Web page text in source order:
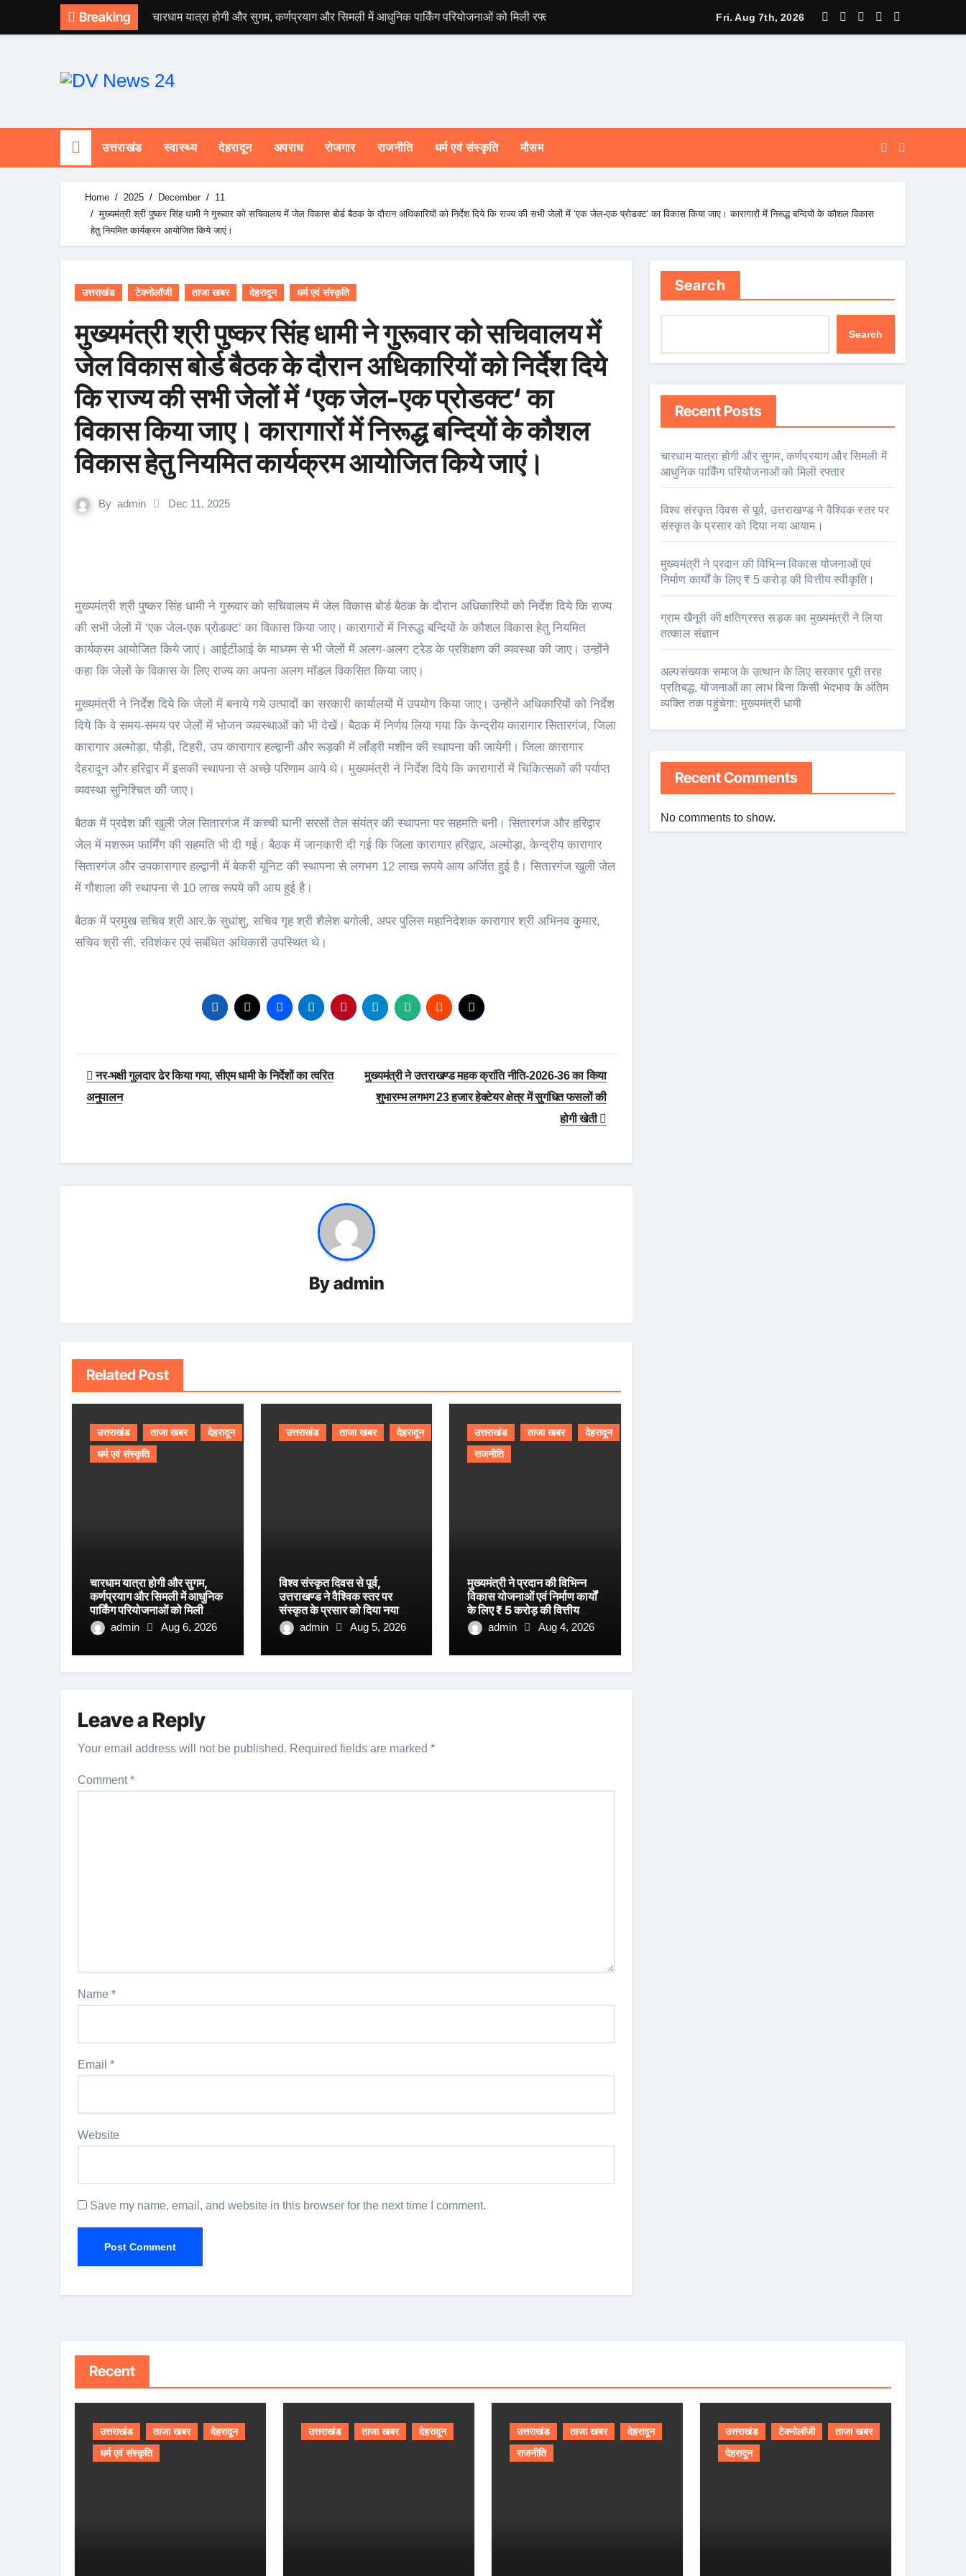
Breaking चारधाम यात्रा होगी और सुगम, कर्णप्रयाग और सिमली में आधुनिक पार्किंग परियोजनाओं को मिली रफ्तार विश्व संस्कृत दिवस से पूर्व, उत्तराखण्ड ने वैश्विक स्तर पर संस्कृत के प्रसार को दिया नया आयाम।
Fri. Aug 7th, 2026
उत्तराखंड स्वास्थ्य देहरादून अपराध रोजगार राजनीति धर्म एवं संस्कृति मौसम
Home 2025 December
11
मुख्यमंत्री श्री पुष्कर सिंह धामी ने गुरूवार को सचिवालय में जेल विकास बोर्ड बैठक के दौरान अधिकारियों को निर्देश दिये कि राज्य की सभी जेलों में ‘एक जेल-एक प्रोडक्ट‘ का विकास किया जाए। कारागारों में निरूद्ध बन्दियों के कौशल विकास
हेतु नियमित कार्यक्रम आयोजित किये जाएं।
उत्तराखंड टेक्नोलॉजी ताजा खबर देहरादून धर्म एवं संस्कृति
मुख्यमंत्री श्री पुष्कर सिंह धामी ने गुरूवार को सचिवालय में
जेल विकास बोर्ड बैठक के दौरान अधिकारियों को निर्देश दिये
कि राज्य की सभी जेलों में ‘एक जेल-एक प्रोडक्ट‘ का
विकास किया जाए। कारागारों में निरूद्ध बन्दियों के कौशल
विकास हेतु नियमित कार्यक्रम आयोजित किये जाएं।
By admin Dec 11, 2025
मुख्यमंत्री श्री पुष्कर सिंह धामी ने गुरूवार को सचिवालय में जेल विकास बोर्ड बैठक के दौरान अधिकारियों को निर्देश दिये कि राज्य
की सभी जेलों में ‘एक जेल-एक प्रोडक्ट‘ का विकास किया जाए। कारागारों में निरूद्ध बन्दियों के कौशल विकास हेतु नियमित
कार्यक्रम आयोजित किये जाएं। आईटीआई के माध्यम से भी जेलों में अलग-अलग ट्रेड के प्रशिक्षण की व्यवस्था की जाए। उन्होंने
कहा कि जेलों के विकास के लिए राज्य का अपना अलग मॉडल विकसित किया जाए।
मुख्यमंत्री ने निर्देश दिये कि जेलों में बनाये गये उत्पादों का सरकारी कार्यालयों में उपयोग किया जाए। उन्होंने अधिकारियों को निर्देश
दिये कि वे समय-समय पर जेलों में भोजन व्यवस्थाओं को भी देखें। बैठक में निर्णय लिया गया कि केन्द्रीय कारागार सितारगंज, जिला
कारागार अल्मोड़ा, पौड़ी, टिहरी, उप कारागार हल्द्वानी और रूड़की में लॉंड्री मशीन की स्थापना की जायेगी। जिला कारागार
देहरादून और हरिद्वार में इसकी स्थापना से अच्छे परिणाम आये थे। मुख्यमंत्री ने निर्देश दिये कि कारागारों में चिकित्सकों की पर्याप्त
व्यवस्था सुनिश्चित की जाए।
बैठक में प्रदेश की खुली जेल सितारगंज में कच्ची घानी सरसों तेल संयंत्र की स्थापना पर सहमति बनी। सितारगंज और हरिद्वार
जेल में मशरूम फार्मिंग की सहमति भी दी गई। बैठक में जानकारी दी गई कि जिला कारागार हरिद्वार, अल्मोड़ा, केन्द्रीय कारागार
सितारगंज और उपकारागार हल्द्वानी में बेकरी यूनिट की स्थापना से लगभग 12 लाख रूपये आय अर्जित हुई है। सितारगंज खुली जेल
में गौशाला की स्थापना से 10 लाख रूपये की आय हुई है।
बैठक में प्रमुख सचिव श्री आर.के सुधांशु, सचिव गृह श्री शैलेश बगोली, अपर पुलिस महानिदेशक कारागार श्री अभिनव कुमार,
सचिव श्री सी. रविशंकर एवं सबंधित अधिकारी उपस्थित थे।
Post
navigation
नर-भक्षी गुलदार ढेर किया गया, सीएम धामी के निर्देशों का त्वरित
अनुपालन
मुख्यमंत्री ने उत्तराखण्ड महक क्रांति नीति-2026-36 का किया
शुभारम्भ लगभग 23 हजार हेक्टेयर क्षेत्र में सुगंधित फसलों की
होगी खेती
Byadmin
Related Post
उत्तराखंड ताजा खबर
देहरादून
धर्म एवं संस्कृति
चारधाम यात्रा होगी और सुगम,
कर्णप्रयाग और सिमली में आधुनिक
पार्किंग परियोजनाओं को मिली
रफ्तारadmin Aug 6, 2026
उत्तराखंड ताजा खबर देहरादून
विश्व संस्कृत दिवस से पूर्व,
उत्तराखण्ड ने वैश्विक स्तर पर
संस्कृत के प्रसार को दिया नया
आयाम।admin Aug 5, 2026
उत्तराखंड ताजा खबर
देहरादून
राजनीति
मुख्यमंत्री ने प्रदान की विभिन्न
विकास योजनाओं एवं निर्माण कार्यों
के लिए ₹ 5 करोड़ की वित्तीय
स्वीकृति।
admin Aug 4, 2026
Leave a Reply
Your email address will not be published. Required fields are marked *
Comment*
Name *
Email *
Website
Save my name, email, and website in this browser for the next time I comment.
Search
Search
Recent Posts
चारधाम यात्रा होगी और सुगम, कर्णप्रयाग और सिमली में
आधुनिक पार्किंग परियोजनाओं को मिली रफ्तार
विश्व संस्कृत दिवस से पूर्व, उत्तराखण्ड ने वैश्विक स्तर पर
संस्कृत के प्रसार को दिया नया आयाम।
मुख्यमंत्री ने प्रदान की विभिन्न विकास योजनाओं एवं
निर्माण कार्यों के लिए ₹ 5 करोड़ की वित्तीय स्वीकृति।
ग्राम खैनूरी की क्षतिग्रस्त सड़क का मुख्यमंत्री ने लिया
तत्काल संज्ञान
अल्पसंख्यक समाज के उत्थान के लिए सरकार पूरी तरह
प्रतिबद्ध, योजनाओं का लाभ बिना किसी भेदभाव के अंतिम
व्यक्ति तक पहुंचेगा: मुख्यमंत्री धामी
Recent Comments
No comments to show.
Recent
उत्तराखंड ताजा खबर
देहरादून
धर्म एवं संस्कृति
उत्तराखंड ताजा खबर देहरादून उत्तराखंड ताजा खबर
देहरादून
राजनीति
उत्तराखंड टेक्नोलॉजी
ताजा खबर
देहरादून